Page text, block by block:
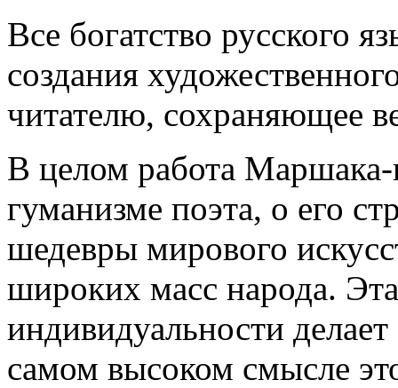
Все богатство русского
создания
читателю, сохраняющее
В целом работа Маршака-
гуманизме поэта, о его
шедевры мирового
широких масс народа.
индивидуальности
самом высоком смысле